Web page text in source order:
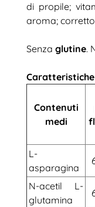
di propile;
aroma;
Senza glutine.
Contenuti
medi
L-
asparagina
N-acetil L-
glutamina